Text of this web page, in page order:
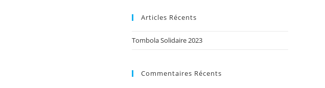
Articles Récents
Tombola Solidaire 2023
Commentaires Récents